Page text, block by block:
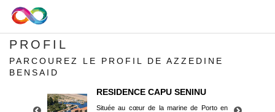
PROFIL
PARCOUREZ LE PROFIL DE AZZEDINE
BENSAID
RESIDENCE CAPU SENINU
Située au cœur de la marine de Porto en